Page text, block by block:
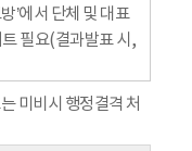
’에서 단체 및 대표
필요(결과발표 시,
미비시 행정결격 처